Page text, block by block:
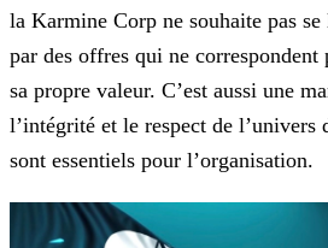
la Karmine Corp ne souhaite pas
par des offres qui ne correspondent
sa propre valeur. C’est aussi une
l’intégrité et le respect de l’univers
sont essentiels pour l’organisation.